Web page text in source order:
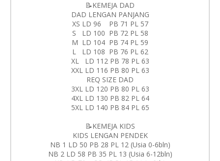
📝KEMEJA DAD
DAD LENGAN PANJANG
XS LD 96 PB 71 PL 57
S LD 100 PB 72 PL 58
M LD 104 PB 74 PL 59
L LD 108 PB 76 PL 62
XL LD 112 PB 78 PL 63
XXL LD 116 PB 80 PL 63
REQ SIZE DAD
3XL LD 120 PB 80 PL 63
4XL LD 130 PB 82 PL 64
5XL LD 140 PB 84 PL 65
📝KEMEJA KIDS
KIDS LENGAN PENDEK
NB 1 LD 50 PB 28 PL 12 (Usia 0-6bln)
NB 2 LD 58 PB 35 PL 13 (Usia 6-12bln)